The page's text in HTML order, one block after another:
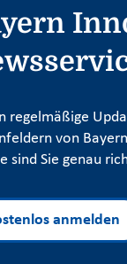
regelmäßige
von
sind Sie genau
anmelden